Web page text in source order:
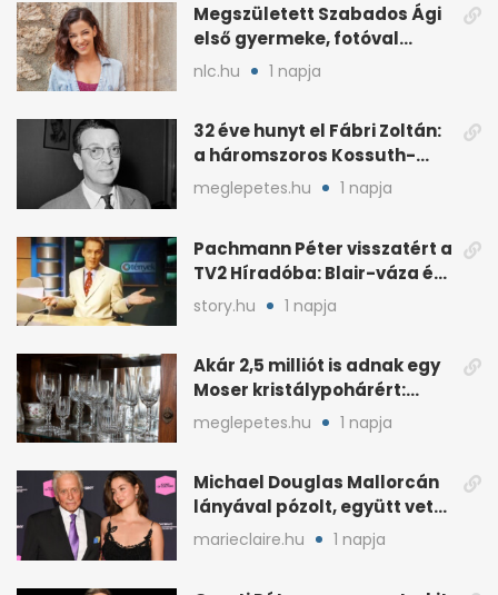
Megszületett Szabados Ági
első gyermeke, fotóval
jelentette be
nlc.hu 1 napja
32 éve hunyt el Fábri Zoltán:
a háromszoros Kossuth-
díjas rendező
meglepetes.hu 1 napja
Pachmann Péter visszatért a
TV2 Híradóba: Blair-váza és
császári kézfogás
story.hu 1 napja
Akár 2,5 milliót is adnak egy
Moser kristálypohárért:
otthon is lapulhat
meglepetes.hu 1 napja
Michael Douglas Mallorcán
lányával pózolt, együtt vette
át az elismerést
marieclaire.hu 1 napja